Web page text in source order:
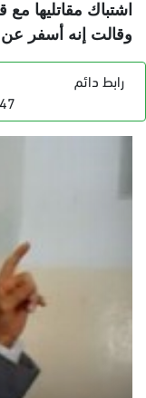
اشتباك مقاتليها
وقالت إنه أسفر عن
رابط دائم